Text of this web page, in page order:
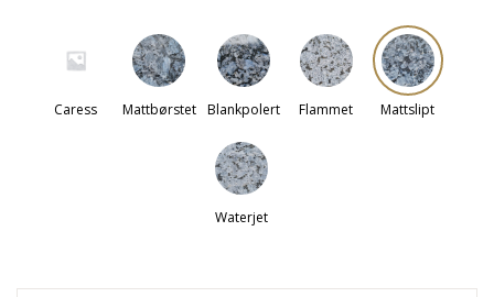
Caress Mattbørstet Blankpolert Flammet Mattslipt
Waterjet